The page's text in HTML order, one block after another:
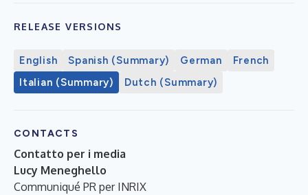
RELEASE VERSIONS
English Spanish (Summary) German
French
Italian (Summary)
Dutch (Summary)
CONTACTS
Contatto per i media
Lucy Meneghello
Communiqué PR per INRIX